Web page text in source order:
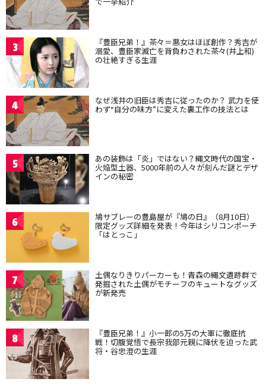
3 『豊臣兄弟！』茶々＝悪女はほぼ創作？秀吉が
溺愛、豊臣家滅亡を背負わされた茶々(井上和)
の壮絶すぎる生涯
4 なぜ浅井の旧臣は秀吉に従ったのか？ 武力を使
わず“自分の味方”に変えた裏工作の技法とは
5 あの装飾は「炎」ではない？縄文時代の国宝・
火焔型土器、5000年前の人々が刻んだ謎とデザ
インの秘密
6 鳩サブレーの豊島屋が『鳩の日』（8月10日）
限定グッズ詳細を発表！今年はシリコンポーチ
「はとっこ」
7 土偶なりきりパーカーも！青森の縄文遺跡群で
発掘された土偶がモチーフのキュートなグッズ
が新発売
8 『豊臣兄弟！』小一郎の5万の大軍に徹底抗
戦！切腹覚悟で長宗我部元親に降伏を迫った武
将・谷忠澄の生涯